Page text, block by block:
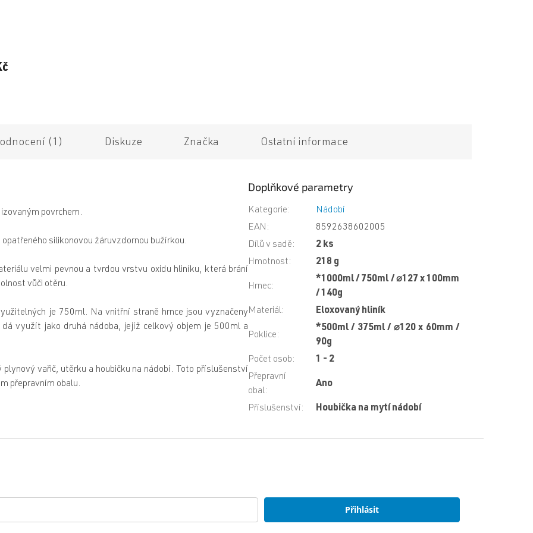
(1) Diskuze Značka Ostatní informace
povrchem.
silikonovou žáruvzdornou bužírkou.
velmi pevnou a tvrdou vrstvu oxidu hliníku, která brání
vůči otěru.
je 750ml. Na vnitřní straně hrnce jsou vyznačeny
využít jako druhá nádoba, jejíž celkový objem je 500ml a
vařič, utěrku a houbičku na nádobí. Toto příslušenství
přepravním obalu.
Doplňkové parametry
Kategorie:
Nádobí
EAN :
8592638602005
Dílů v sadě:
2 ks
Hmotnost: 218 g
Hrnec:
*1000ml / 750ml / ⌀127 x 100mm
/ 140g
Materiál: Eloxovaný hliník
Poklice:
*500ml / 375ml / ⌀120 x 60mm /
90g
Počet osob:
1 - 2
Přepravní
obal:
Ano
Příslušenství : Houbička na mytí nádobí
Přihlásit